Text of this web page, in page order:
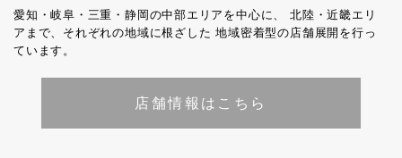
愛知・岐阜・三重・静岡の中部エリアを中心に、
北陸・近畿エリ
アまで、それぞれの地域に根ざした 地域密着型の店舗展開を行っ
ています。
店舗情報はこちら